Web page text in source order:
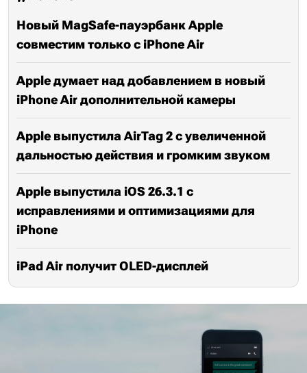
Новый MagSafe-пауэрбанк Apple
совместим только с iPhone Air
Apple думает над добавлением в новый
iPhone Air дополнительной камеры
Apple выпустила AirTag 2 с увеличенной
дальностью действия и громким звуком
Apple выпустила iOS 26.3.1 с
исправлениями и оптимизациями для
iPhone
iPad Air получит OLED-дисплей